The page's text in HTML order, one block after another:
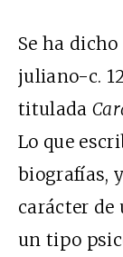
Se ha
juliano-c.
titulada
Lo que
biografías,
carácter de
un tipo